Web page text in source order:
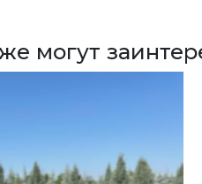
могут